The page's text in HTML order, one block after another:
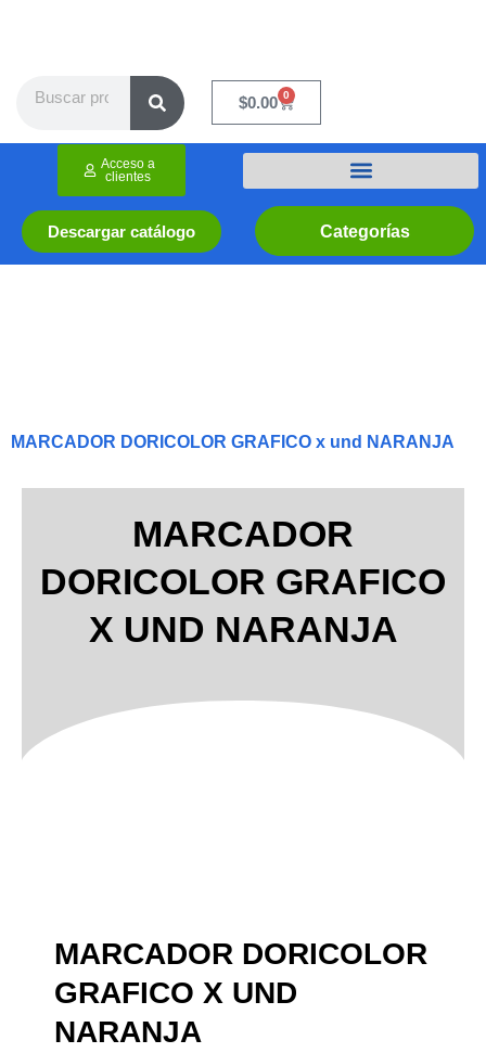
$0.00 0
Cart
Categorías
Descargar catálogo
Acceso a
clientes
MARCADOR DORICOLOR GRAFICO x und NARANJA
MARCADOR
DORICOLOR GRAFICO
X UND NARANJA
MARCADOR DORICOLOR
GRAFICO X UND
NARANJA